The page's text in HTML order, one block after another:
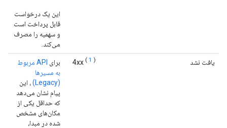
این یک درخواست
قابل پرداخت است
و سهمیه را مصرف
می‌کند.
یافت نشد 4xx ( 1 ) برای
API مربوط
به مسیرها
(Legacy)
، این
پیام نشان می‌دهد
که حداقل یکی از
مکان‌های مشخص
شده در مبدا،